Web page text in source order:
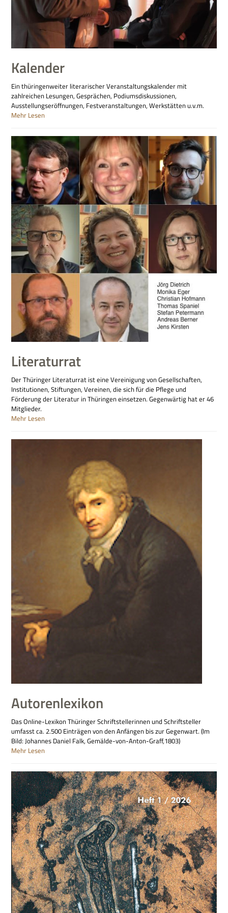
Kalender
Ein thüringenweiter literarischer Veranstaltungskalender mit
zahlreichen Lesungen, Gesprächen, Podiumsdiskussionen,
Ausstellungseröffnungen, Festveranstaltungen, Werkstätten u.v.m.
Mehr Lesen
Literaturrat
Der Thüringer Literaturrat ist eine Vereinigung von Gesellschaften,
Institutionen, Stiftungen, Vereinen, die sich für die Pflege und
Förderung der Literatur in Thüringen einsetzen. Gegenwärtig hat er 46
Mitglieder.
Mehr Lesen
Autorenlexikon
Das Online-Lexikon Thüringer Schriftstellerinnen und Schriftsteller
umfasst ca. 2.500 Einträgen von den Anfängen bis zur Gegenwart. (Im
Bild: Johannes Daniel Falk, Gemälde-von-Anton-Graff,1803)
Mehr Lesen